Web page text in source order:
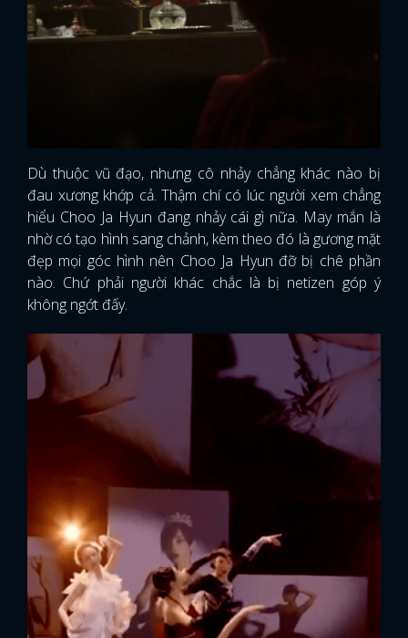
Dù thuộc vũ đạo, nhưng cô nhảy chẳng khác nào bị
đau xương khớp cả. Thậm chí có lúc người xem chẳng
hiểu Choo Ja Hyun đang nhảy cái gì nữa. May mắn là
nhờ có tạo hình sang chảnh, kèm theo đó là gương mặt
đẹp mọi góc hình nên Choo Ja Hyun đỡ bị chê phần
nào. Chứ phải người khác chắc là bị netizen góp ý
không ngớt đấy.